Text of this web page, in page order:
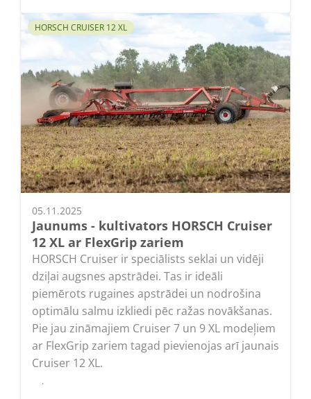
HORSCH CRUISER 12 XL
05.11.2025
Jaunums - kultivators HORSCH Cruiser
12 XL ar FlexGrip zariem
HORSCH Cruiser ir speciālists seklai un vidēji
dziļai augsnes apstrādei. Tas ir ideāli
piemērots rugaines apstrādei un nodrošina
optimālu salmu izkliedi pēc ražas novākšanas.
Pie jau zināmajiem Cruiser 7 un 9 XL modeļiem
ar FlexGrip zariem tagad pievienojas arī jaunais
Cruiser 12 XL.
Lasīt